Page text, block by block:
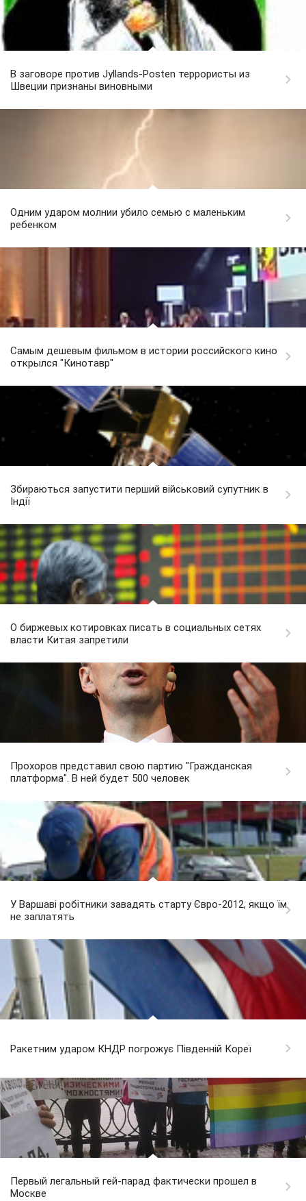
В заговоре против Jyllands-Posten террористы из
Швеции признаны виновными
Одним ударом молнии убило семью с маленьким
ребенком
Самым дешевым фильмом в истории российского кино
открылся "Кинотавр"
Збираються запустити перший військовий супутник в
Індії
О биржевых котировках писать в социальных сетях
власти Китая запретили
Прохоров представил свою партию "Гражданская
платформа". В ней будет 500 человек
У Варшаві робітники завадять старту Євро-2012, якщо їм
не заплатять
Ракетним ударом КНДР погрожує Південній Кореї
Первый легальный гей-парад фактически прошел в
Москве